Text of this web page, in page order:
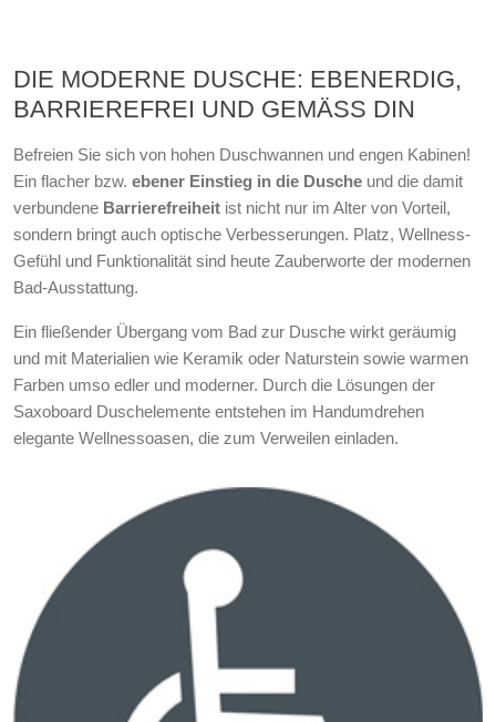
DIE MODERNE DUSCHE: EBENERDIG,
BARRIEREFREI UND GEMÄSS DIN
Befreien Sie sich von hohen Duschwannen und engen Kabinen!
Ein flacher bzw. ebener Einstieg in die Dusche und die damit
verbundene Barrierefreiheit ist nicht nur im Alter von Vorteil,
sondern bringt auch optische Verbesserungen. Platz, Wellness-
Gefühl und Funktionalität sind heute Zauberworte der modernen
Bad-Ausstattung.
Ein fließender Übergang vom Bad zur Dusche wirkt geräumig
und mit Materialien wie Keramik oder Naturstein sowie warmen
Farben umso edler und moderner. Durch die Lösungen der
Saxoboard Duschelemente entstehen im Handumdrehen
elegante Wellnessoasen, die zum Verweilen einladen.